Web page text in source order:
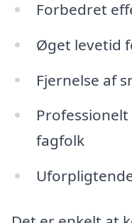
Forbedret
Øget levetid
Fjernelse af
fagfolk